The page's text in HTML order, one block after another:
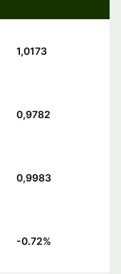
1,0173
0,9782
0,9983
-0.72%